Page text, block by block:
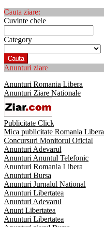
Cauta ziare:
Cuvinte cheie
Category
Cauta
Anunturi ziare
Anunturi Romania Libera
Anunturi Ziare Nationale
Publicitate Click
Mica publicitate Romania Libera
Concursuri Monitorul Oficial
Anunturi Adevarul
Anunturi Anuntul Telefonic
Anunturi Romania Libera
Anunturi Bursa
Anunturi Jurnalul National
Anunturi Libertatea
Anunturi Adevarul
Anunt Libertatea
Anunturi Libertatea